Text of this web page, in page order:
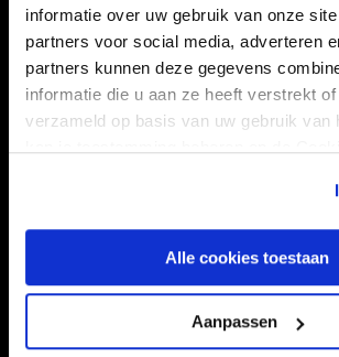
informatie over uw gebruik van onze
partners voor social media, adverteren
partners kunnen deze gegevens
informatie die u aan ze heeft verstrekt
verzameld op basis van uw gebruik van
Alle cookies toestaan
Aanpassen
Navigeer naar
CLUB
TEAMS
FOUNDATION